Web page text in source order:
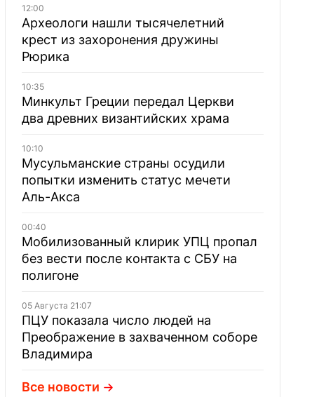
12:00
Археологи нашли тысячелетний
крест из захоронения дружины
Рюрика
10:35
Минкульт Греции передал Церкви
два древних византийских храма
10:10
Мусульманские страны осудили
попытки изменить статус мечети
Аль-Акса
00:40
Мобилизованный клирик УПЦ пропал
без вести после контакта с СБУ на
полигоне
05 Августа 21:07
ПЦУ показала число людей на
Преображение в захваченном соборе
Владимира
Все новости